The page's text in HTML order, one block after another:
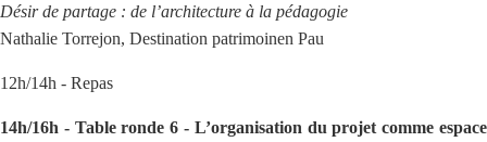
Désir de partage : de l’architecture à la pédagogie
Nathalie Torrejon, Destination patrimoinen Pau
12h/14h - Repas
14h/16h - Table ronde 6 - L’organisation du projet comme espace